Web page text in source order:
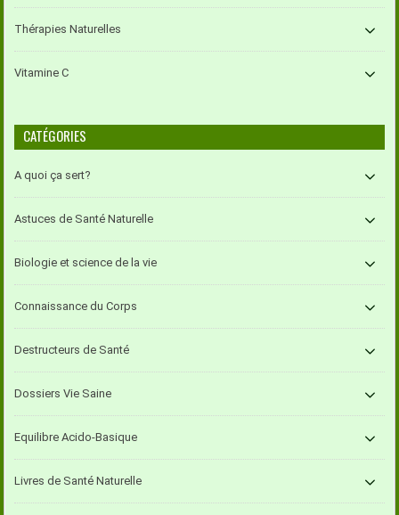
Thérapies Naturelles
Vitamine C
CATÉGORIES
A quoi ça sert?
Astuces de Santé Naturelle
Biologie et science de la vie
Connaissance du Corps
Destructeurs de Santé
Dossiers Vie Saine
Equilibre Acido-Basique
Livres de Santé Naturelle